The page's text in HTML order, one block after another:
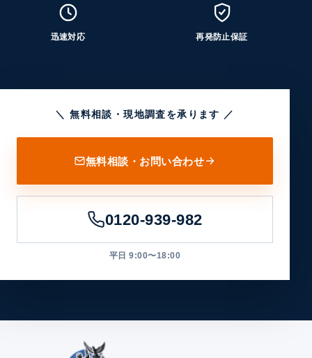
迅速対応 再発防止保証
＼ 無料相談・現地調査を承ります ／
無料相談・お問い合わせ
0120-939-982
平日 9:00〜18:00